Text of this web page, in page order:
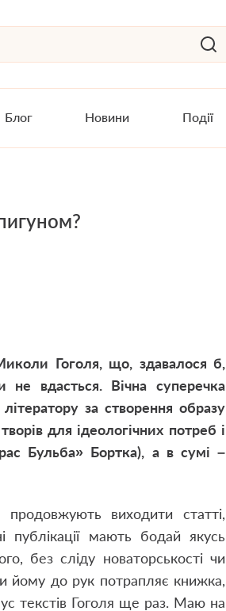
Блог Новини Події
Гоголя, що, здавалося б,
не вдасться. Вічна суперечка
за створення образу
для ідеологічних потреб і
Бульба» Бортка), а в сумі –
виходити статті,
публікації мають бодай якусь
без сліду новаторськості чи
йому до рук потрапляє книжка,
текстів Гоголя ще раз. Маю на